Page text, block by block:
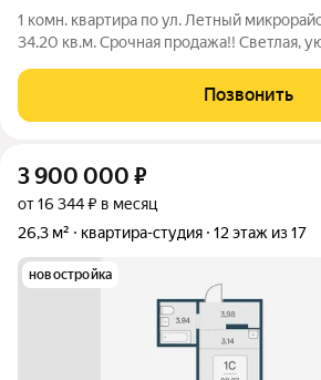
1 комн. квартира по ул. Летный
34.20 кв.м. Срочная продажа!! Светлая,
кедровый ждет своего покупателя. В
ремонт, электрическая
Позвонить
3 900 000 ₽
от 16 344 ₽ в месяц
26,3 м²
квартира-студия 12 этаж из 17
новостройка